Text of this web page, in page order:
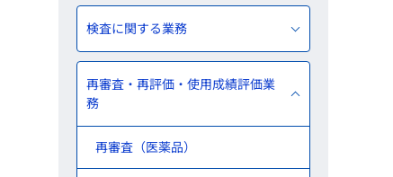
検査に関する業務
再審査・再評価・使用成績評価業
務
再審査（医薬品）